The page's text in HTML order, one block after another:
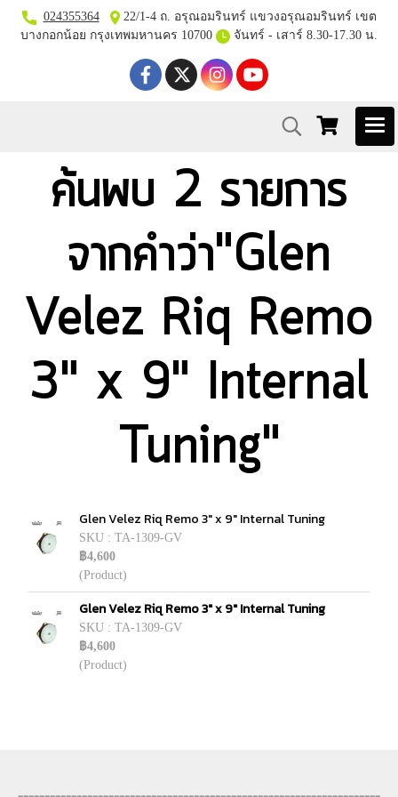
024355364
22/1-4 ถ. อรุณอมรินทร์ แขวงอรุณอมรินทร์ เขต
บางกอกน้อย กรุงเทพมหานคร 10700
จันทร์ - เสาร์ 8.30-17.30 น.
ค้นพบ 2 รายการ
จากคำว่า"Glen
Velez Riq Remo
3" x 9" Internal
Tuning"
Glen Velez Riq Remo 3" x 9" Internal Tuning
SKU : TA-1309-GV
฿4,600
(Product)
Glen Velez Riq Remo 3" x 9" Internal Tuning
SKU : TA-1309-GV
฿4,600
(Product)